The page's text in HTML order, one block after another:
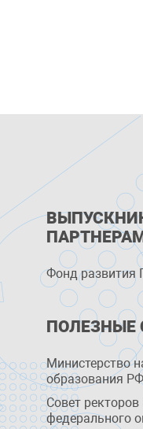
Фонд развития
ПОЛЕЗНЫЕ
Министерство
образования РФ
Совет
федерального